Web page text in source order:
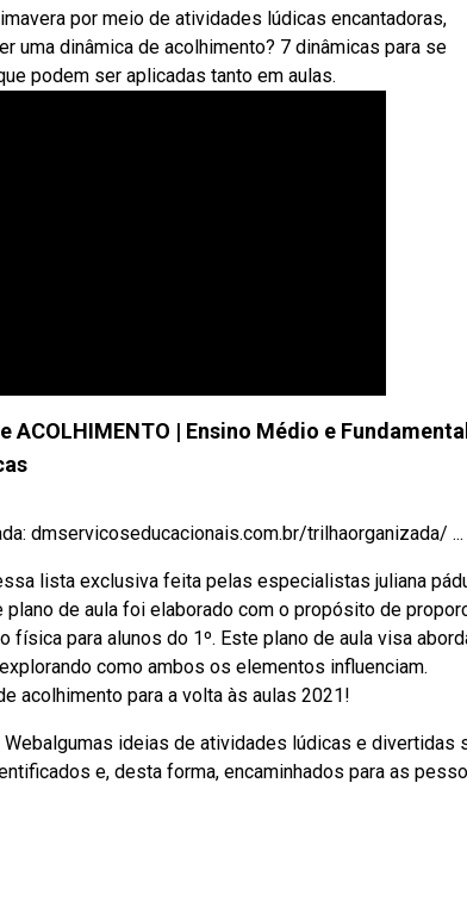
por meio de atividades lúdicas encantadoras,
uma dinâmica de acolhimento? 7 dinâmicas para se
podem ser aplicadas tanto em aulas.
ACOLHIMENTO | Ensino Médio e
dmservicoseducacionais.com.br/trilhaorganizada/ ...
lista exclusiva feita pelas especialistas juliana
de aula foi elaborado com o propósito de
para alunos do 1º. Este plano de aula visa
como ambos os elementos influenciam.
acolhimento para a volta às aulas 2021!
ideias de atividades lúdicas e divertidas
e, desta forma, encaminhados para as